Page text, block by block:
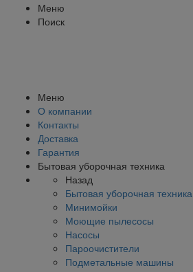
Меню
Поиск
Меню
О компании
Контакты
Доставка
Гарантия
Бытовая уборочная техника
Назад
Бытовая уборочная техника
Минимойки
Моющие пылесосы
Насосы
Пароочистители
Подметальные машины